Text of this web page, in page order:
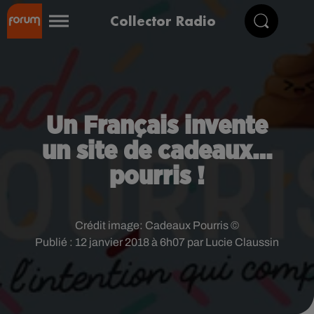
Collector Radio
Un Français invente
un site de cadeaux…
pourris !
Publié : 12 janvier 2018 à 6h07 par Lucie Claussin
Crédit image: Cadeaux Pourris ©